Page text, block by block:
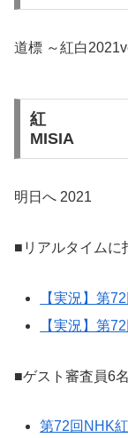
道標 ～紅白
紅
MISIA
明日へ 2021
■リアルタイムに
【実況】第
【実況】第
■ゲスト審査員6
第72回NHK